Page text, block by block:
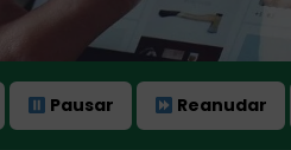
Pausar Reanudar